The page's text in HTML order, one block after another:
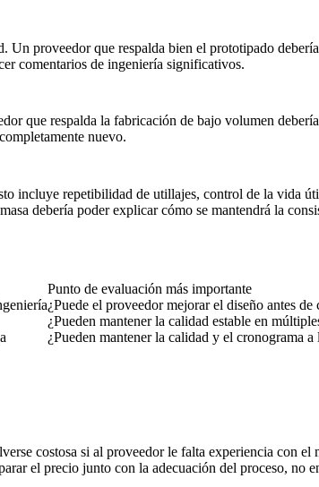
Un proveedor que respalda bien el prototipado
comentarios de ingeniería significativos.
que respalda la fabricación de bajo volumen
nuevo.
incluye repetibilidad de utillajes, control de la vida
debería poder explicar cómo se mantendrá la
Punto de evaluación más importante
¿Puede el proveedor mejorar el diseño antes de
¿Pueden mantener la calidad estable en
¿Pueden mantener la calidad y el cronograma
costosa si al proveedor le falta experiencia con el
el precio junto con la adecuación del proceso, no